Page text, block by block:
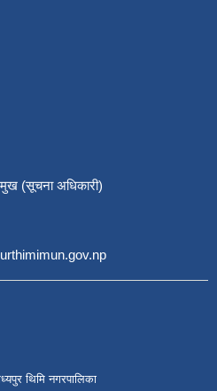
(सूचना अधिकारी)
थिमि नगरपालिका